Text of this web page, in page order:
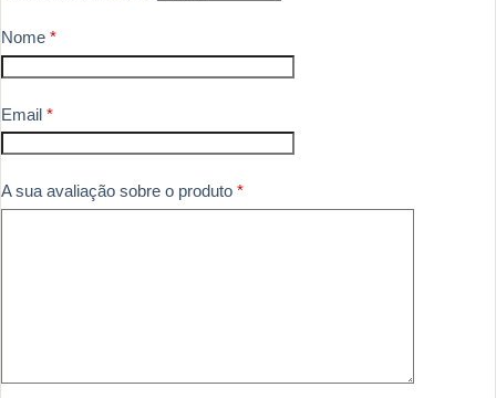
Nome *
Email *
A sua avaliação sobre o produto *